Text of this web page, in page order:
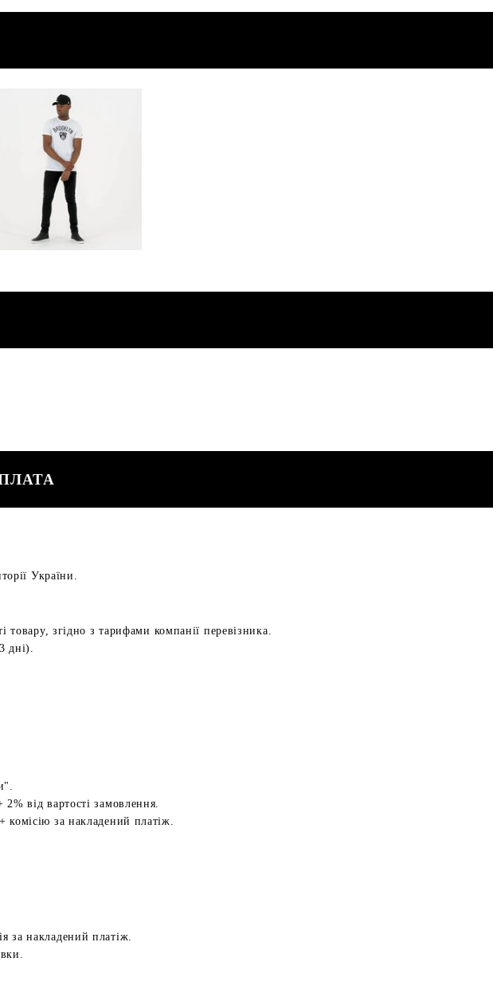
України.
товару, згідно з тарифами компанії перевізника.
дні).
від вартості замовлення.
комісію за накладений платіж.
за накладений платіж.